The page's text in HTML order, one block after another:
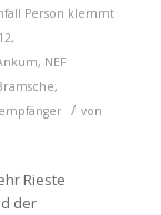
Person klemmt
,
, NEF
,
/ von
Rieste
der